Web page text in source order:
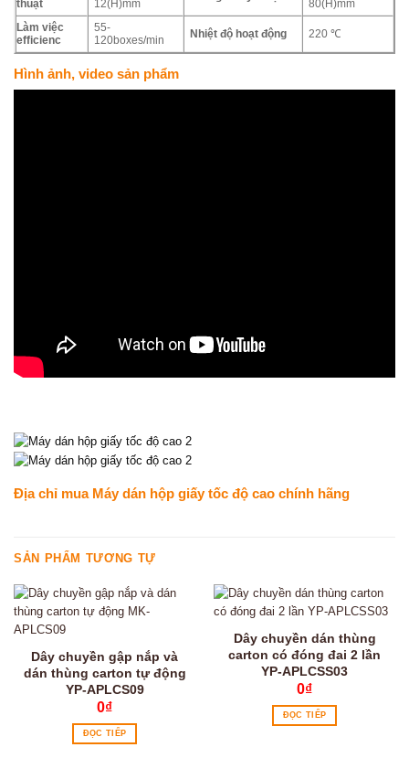
thuật
12(H)mm
80(H)mm
Làm việc
efficienc
55-
120boxes/min
Nhiệt độ hoạt động 220 ℃
Hình ảnh, video sản phẩm
Địa chỉ mua Máy dán hộp giấy tốc độ cao chính hãng
SẢN PHẨM TƯƠNG TỰ
Dây chuyền gập nắp và
dán thùng carton tự động
YP-APLCS09
0₫
ĐỌC TIẾP
Dây chuyền dán thùng
carton có đóng đai 2 lần
YP-APLCSS03
0₫
ĐỌC TIẾP